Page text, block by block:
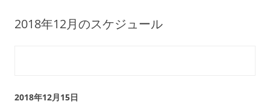
2018年12月のスケジュール
2018年12月15日